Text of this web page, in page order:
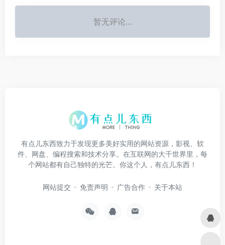
暂无评论...
有点儿东西致力于发现更多美好实用的网站资源，影视、软
件、网盘、编程搜索和技术分享。在互联网的大千世界里，每
个网站都有自己独特的光芒。你这个人，有点儿东西！
网站提交 免责声明 广告合作 关于本站